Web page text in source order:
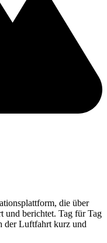
die über
und berichtet. Tag für Tag
der Luftfahrt kurz und